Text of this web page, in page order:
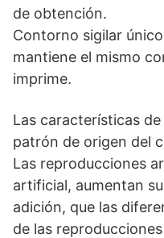
de obtención.
Contorno sigilar
mantiene el mismo
imprime.
Las características
patrón de origen del
Las reproducciones
artificial, aumentan
adición, que las
de las